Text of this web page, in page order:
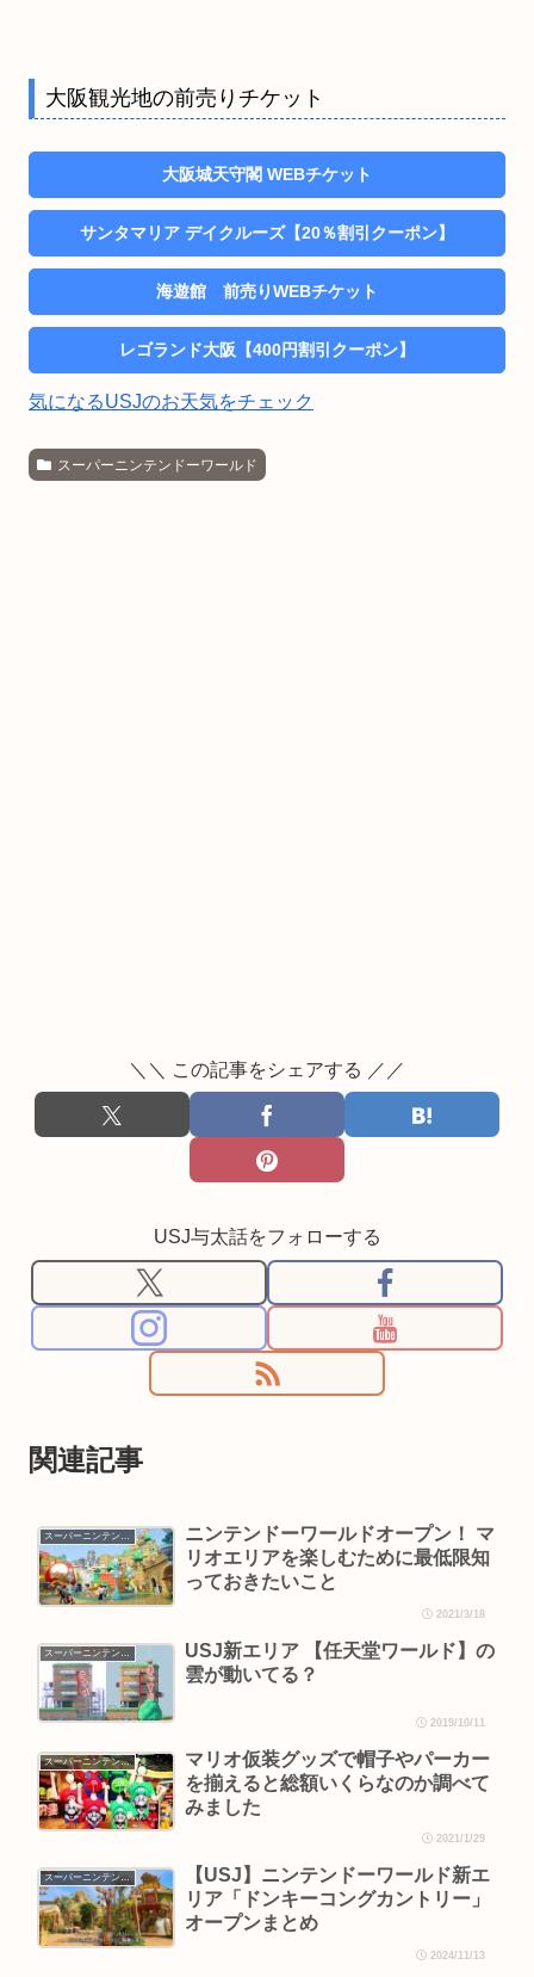
大阪観光地の前売りチケット
大阪城天守閣 WEBチケット
サンタマリア デイクルーズ【20％割引クーポン】
海遊館 前売りWEBチケット
レゴランド大阪【400円割引クーポン】
気になるUSJのお天気をチェック
スーパーニンテンドーワールド
＼＼ この記事をシェアする ／／
USJ与太話をフォローする
関連記事
スーパーニンテンドーワールド
ニンテンドーワールドオープン！ マ
リオエリアを楽しむために最低限知
っておきたいこと
2021/3/18
スーパーニンテンドーワールド
USJ新エリア 【任天堂ワールド】の
雲が動いてる？
2019/10/11
スーパーニンテンドーワールド
マリオ仮装グッズで帽子やパーカー
を揃えると総額いくらなのか調べて
みました
2021/1/29
スーパーニンテンドーワールド
【USJ】ニンテンドーワールド新エ
リア「ドンキーコングカントリー」
オープンまとめ
2024/11/13